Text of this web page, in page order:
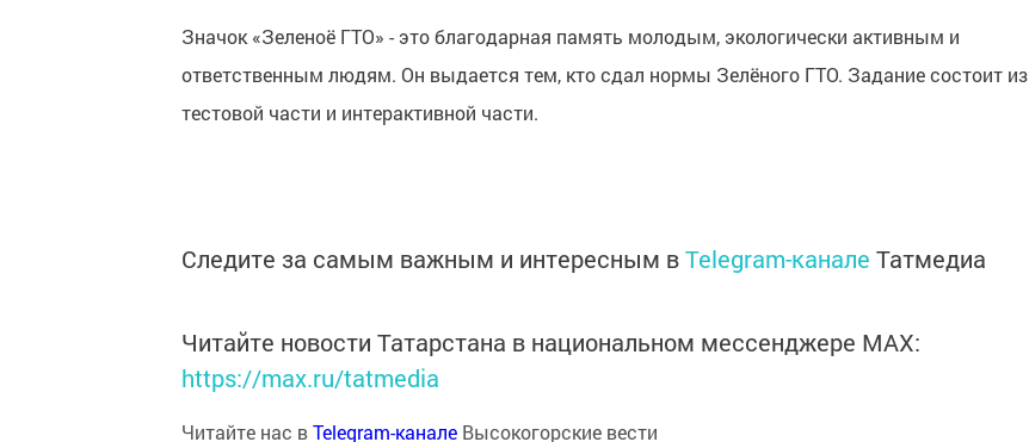
Значок «Зеленоё ГТО» - это благодарная память молодым, экологически активным и
ответственным людям. Он выдается тем, кто сдал нормы Зелёного ГТО. Задание состоит из
тестовой части и интерактивной части.
Следите за самым важным и интересным вTelegram-канале Татмедиа
Читайте новости Татарстана в национальном мессенджере MАХ:
https://max.ru/tatmedia
Читайте нас вTelegram-канале Высокогорские вести